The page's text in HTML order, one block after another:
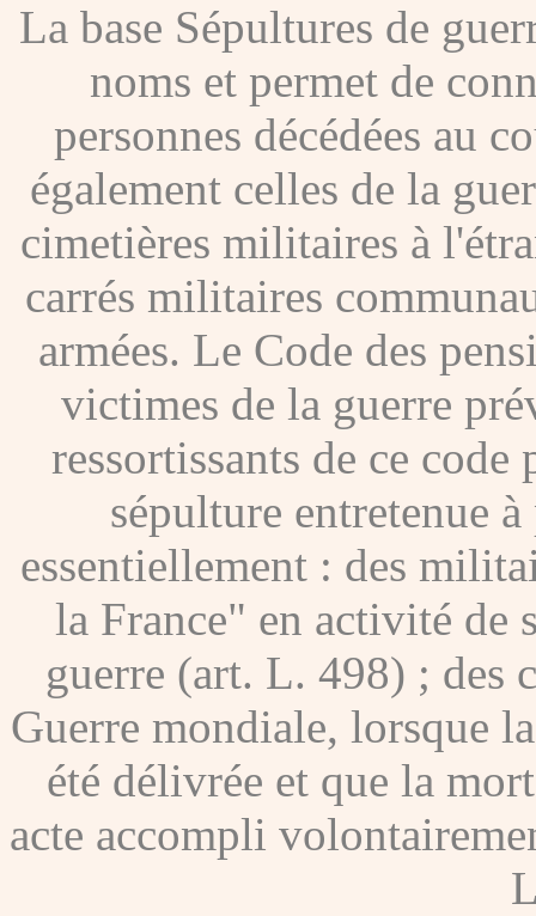
La base Sépultures de
noms et permet de
personnes décédées au
également celles de la
cimetières militaires à
carrés militaires
armées. Le Code des
victimes de la guerre
ressortissants de ce code
sépulture entretenue
essentiellement : des
la France" en activité de
guerre (art. L. 498) ; des
Guerre mondiale, lorsque
été délivrée et que la
acte accompli